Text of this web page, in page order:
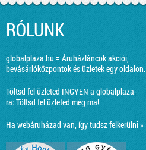
RÓLUNK
globalplaza.hu = Áruházláncok akciói,
bevásárlóközpontok és üzletek egy oldalon.
Töltsd fel üzleted INGYEN a globalplaza-
ra:Töltsd fel üzleted még ma!
Ha webáruházad van, így tudsz felkerülni »